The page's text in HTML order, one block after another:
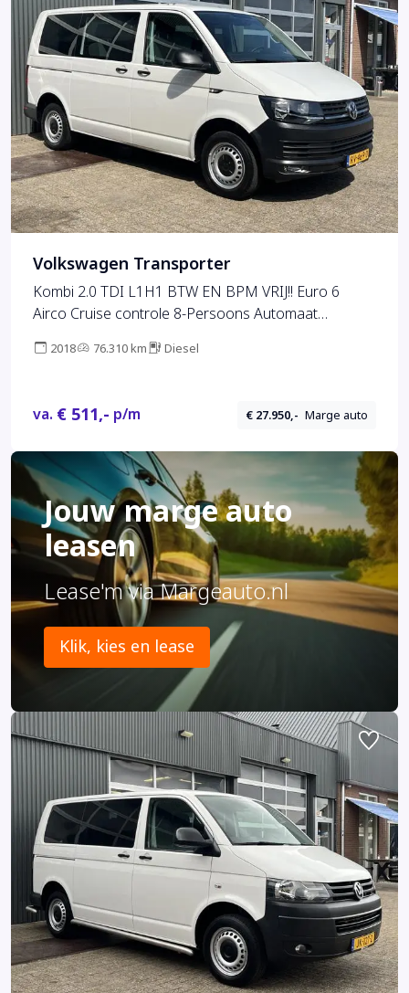
Volkswagen Transporter
Kombi 2.0 TDI L1H1 BTW EN BPM VRIJ!! Euro 6
Airco Cruise controle 8-Persoons Automaat
Ex overheid! 1e eigenaar Personenbus
2018 76.310 km Diesel
va. € 511,- p/m € 27.950,- Marge auto
Jouw marge auto
leasen
Lease'm via Margeauto.nl
Klik, kies en lease